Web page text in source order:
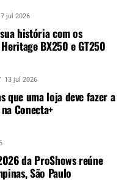
music business,
profissional,
com a música.
de WhatsApp
7 jul 2026
história com os
BX250 e GT250
13 jul 2026
que uma loja deve fazer a
Conecta+
da ProShows reúne
São Paulo